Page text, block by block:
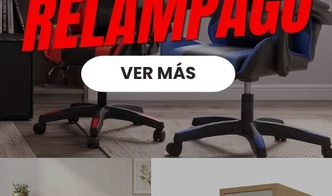
Medios
que te pueden